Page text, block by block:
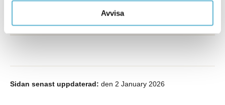
Avvisa
Sidan senast uppdaterad: den 2 January 2026